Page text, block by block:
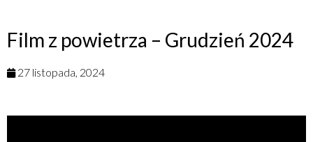
Film z powietrza – Grudzień 2024
27 listopada, 2024